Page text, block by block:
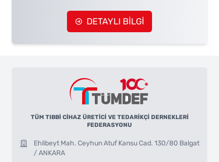
DETAYLI BİLGİ
TÜM TIBBİ CİHAZ ÜRETİCİ VE TEDARİKÇİ DERNEKLERİ
FEDERASYONU
Ehlibeyt Mah. Ceyhun Atuf Kansu Cad. 130/80 Balgat
/ ANKARA